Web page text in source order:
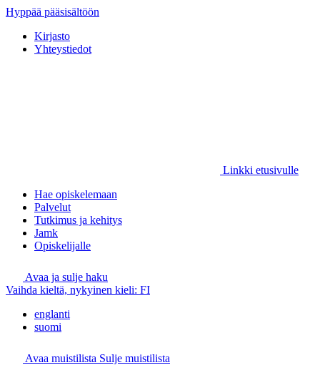
Hyppää pääsisältöön
Kirjasto
Yhteystiedot
Linkki etusivulle
Hae opiskelemaan
Palvelut
Tutkimus ja kehitys
Jamk
Opiskelijalle
Avaa ja sulje haku
Vaihda kieltä, nykyinen kieli: FI
englanti
suomi
Avaa muistilista Sulje muistilista